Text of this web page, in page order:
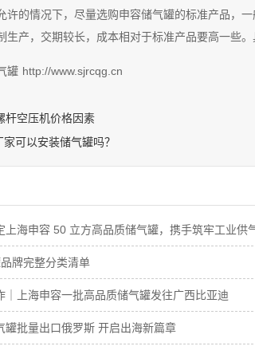
许的情况下，尽量选购申容储气罐的标准产品，
生产，交期较长，成本相对于标准产品要高一些。
罐 http://www.sjrcqg.cn
杆空压机价格因素
可以安装储气罐吗？
上海申容 50 立方高品质储气罐，携手筑牢工业供
牌完整分类清单
｜上海申容一批高品质储气罐发往广西比亚迪
罐批量出口俄罗斯 开启出海新篇章